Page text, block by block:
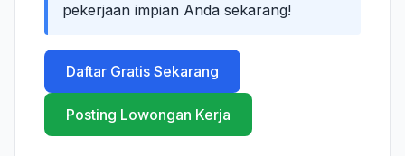
pekerjaan impian Anda sekarang!
Daftar Gratis Sekarang
Posting Lowongan Kerja